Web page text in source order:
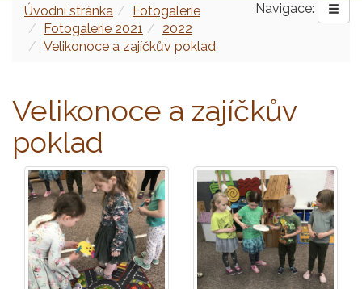
Navigace:
Úvodní stránka
Fotogalerie
Fotogalerie 2021
2022
Velikonoce a zajíčkův poklad
Velikonoce a zajíčkův
poklad